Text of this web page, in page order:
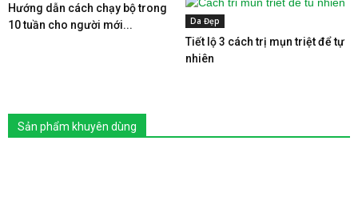
Hướng dẫn cách chạy bộ trong
10 tuần cho người mới...
Da Đẹp
Tiết lộ 3 cách trị mụn triệt để tự
nhiên
Sản phẩm khuyên dùng